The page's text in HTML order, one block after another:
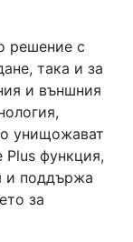
решение с
така и за
и външния
унищожават
Plus функция,
и поддържа
за